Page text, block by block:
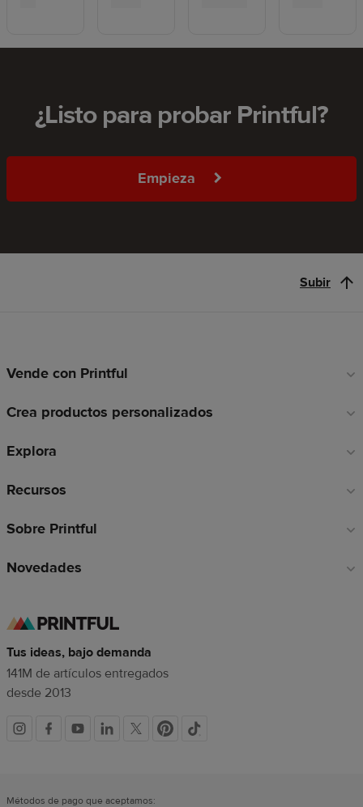
¿Listo para probar Printful?
Empieza
Subir
Enlaces
pie
página
Vende con Printful
Crea productos personalizados
Explora
Recursos
Sobre Printful
Novedades
Tus ideas, bajo demanda
141M de artículos entregados
desde 2013
Redes
Métodos de pago que aceptamos: